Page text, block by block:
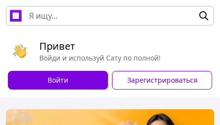
Привет
Войди и используй Сату по полной!
Войти Зарегистрироваться